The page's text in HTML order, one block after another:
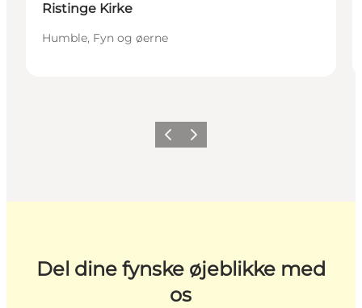
Ristinge Kirke
Humble, Fyn og øerne
ForrigeNæste
Del dine fynske øjeblikke med
os